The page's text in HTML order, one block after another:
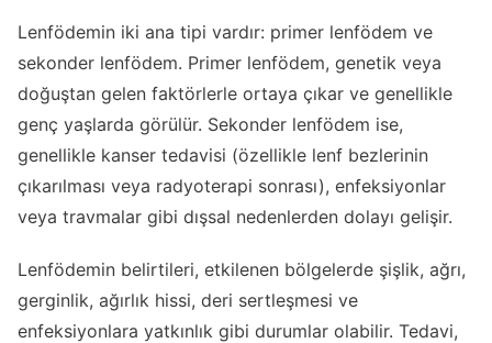
Lenfödemin iki ana tipi vardır: primer lenfödem ve
sekonder lenfödem. Primer lenfödem, genetik veya
doğuştan gelen faktörlerle ortaya çıkar ve genellikle
genç yaşlarda görülür. Sekonder lenfödem ise,
genellikle kanser tedavisi (özellikle lenf bezlerinin
çıkarılması veya radyoterapi sonrası), enfeksiyonlar
veya travmalar gibi dışsal nedenlerden dolayı gelişir.
Lenfödemin belirtileri, etkilenen bölgelerde şişlik, ağrı,
gerginlik, ağırlık hissi, deri sertleşmesi ve
enfeksiyonlara yatkınlık gibi durumlar olabilir. Tedavi,